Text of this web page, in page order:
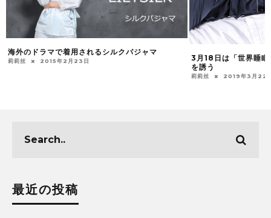
海外のドラマで着用されるシルクパジャマ
莉莉丝 2015年2月23日
3月18日は「世界睡
を誘う
莉莉丝 2019年3月22
最近の投稿